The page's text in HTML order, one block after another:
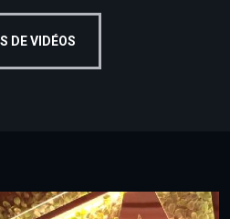
DE VIDÉOS